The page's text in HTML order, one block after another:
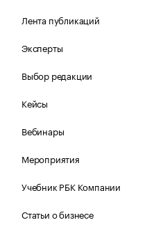
Лента публикаций
Эксперты
Выбор редакции
Кейсы
Вебинары
Мероприятия
Учебник РБК Компании
Статьи о бизнесе